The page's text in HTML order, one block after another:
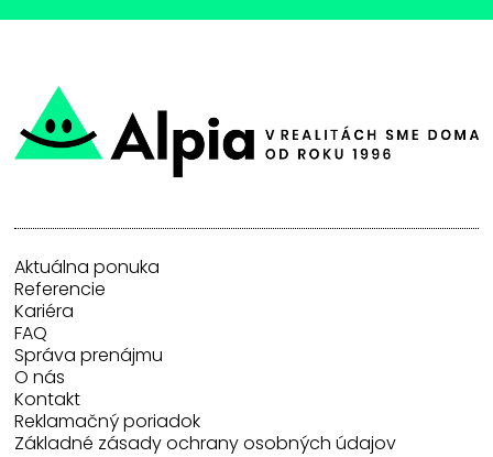
Aktuálna ponuka
Referencie
Kariéra
FAQ
Správa prenájmu
O nás
Kontakt
Reklamačný poriadok
Základné zásady ochrany osobných údajov